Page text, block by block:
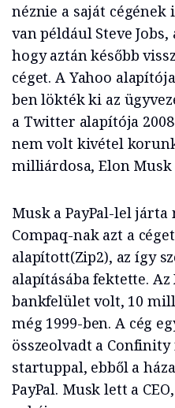
néznie a saját cégének
van például Steve
hogy aztán később
céget. A Yahoo
ben lökték ki az
a Twitter alapítója
nem volt kivétel
milliárdosa, Elon Musk
Musk a PayPal-lel
Compaq-nak azt a
alapított(Zip2), az így
alapításába fektette.
bankfelület volt, 10
még 1999-ben. A cég
összeolvadt a
startuppal, ebből a
PayPal. Musk lett a